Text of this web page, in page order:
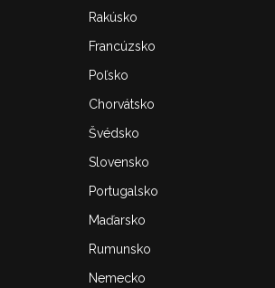
Rakúsko
Francúzsko
Poľsko
Chorvátsko
Švédsko
Slovensko
Portugalsko
Maďarsko
Rumunsko
Nemecko